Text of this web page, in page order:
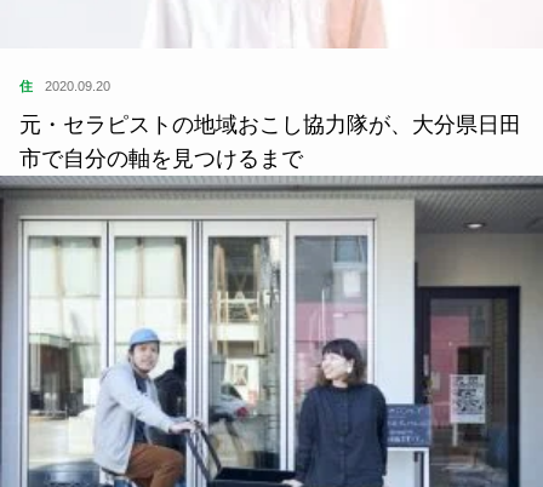
住 2020.09.20
元・セラピストの地域おこし協力隊が、大分県日田
市で自分の軸を見つけるまで